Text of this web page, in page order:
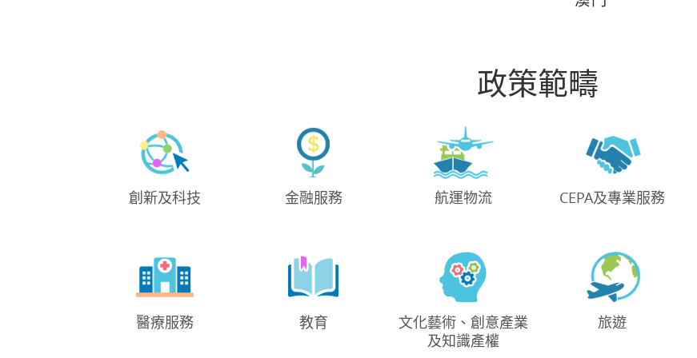
政策範疇
創新及科技 金融服務 航運物流 CEPA及專業服務
醫療服務 教育
文化藝術、創意產業
及知識產權
旅遊